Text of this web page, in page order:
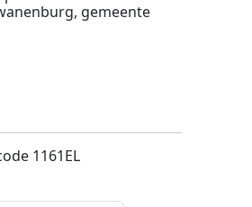
gemeente
1161EL